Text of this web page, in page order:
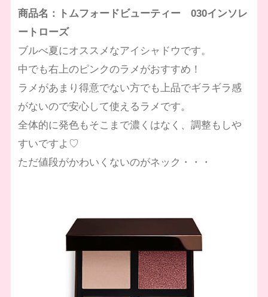
商品名：トムフォードビューティー 030インソレ
ートローズ
ブルべ夏にオススメなアイシャドウです。
中でも右上のピンクのラメがおすすめ！
ラメがあまり得意でない方でも上品でギラギラ感
がないので安心して使えるラメです。
全体的に発色もそこまで濃くはなく、調整もしや
すいですよ♡
ただ値段がかわいくないのがネック・・・